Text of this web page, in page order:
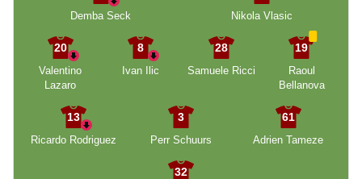
Demba Seck
Nikola Vlasic
20
Valentino
Lazaro
8
Ivan Ilic
28
Samuele Ricci
19
Raoul
Bellanova
13
Ricardo Rodriguez
3
Perr Schuurs
61
Adrien Tameze
32